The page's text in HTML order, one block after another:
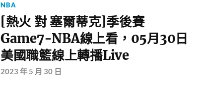
NBA
[熱火 對 塞爾蒂克]季後賽
Game7-NBA線上看，05月30日
美國職籃線上轉播Live
2023 年 5 月 30 日